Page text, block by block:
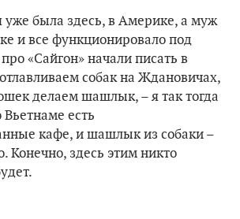
уже была здесь, в Америке, а муж
и все функционировало под
«Сайгон» начали писать в
собак на Ждановичах,
делаем шашлык, – я так тогда
есть
кафе, и шашлык из собаки –
Конечно, здесь этим никто